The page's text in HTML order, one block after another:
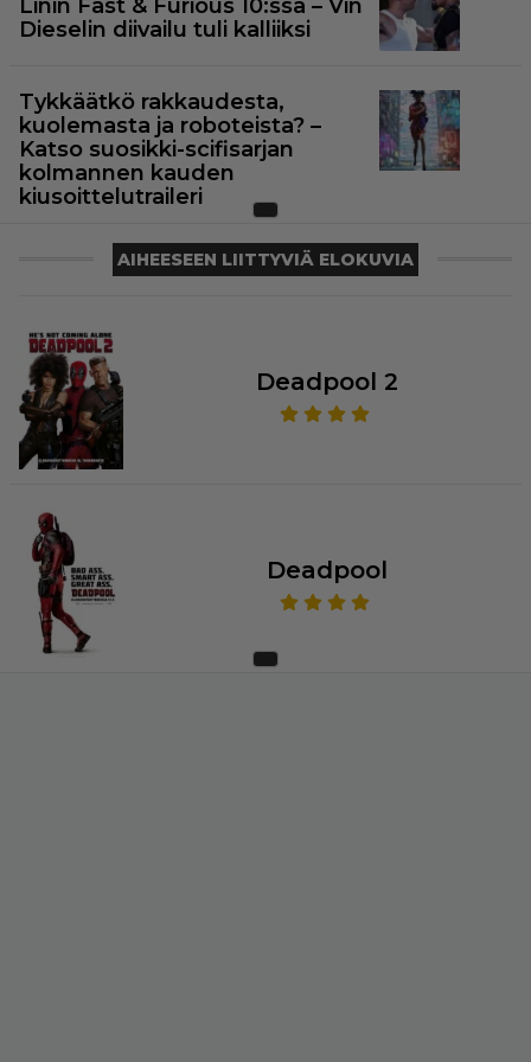
Linin Fast & Furious 10:ssä – Vin
Dieselin diivailu tuli kalliiksi
Tykkäätkö rakkaudesta,
kuolemasta ja roboteista? –
Katso suosikki-scifisarjan
kolmannen kauden
kiusoittelutraileri
AIHEESEEN LIITTYVIÄ ELOKUVIA
Deadpool 2
Deadpool